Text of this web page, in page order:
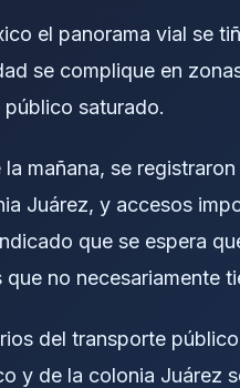
el panorama vial se
se complique en
saturado.
mañana, se
Juárez, y accesos
que se espera
no necesariamente
del transporte
y de la colonia Juárez